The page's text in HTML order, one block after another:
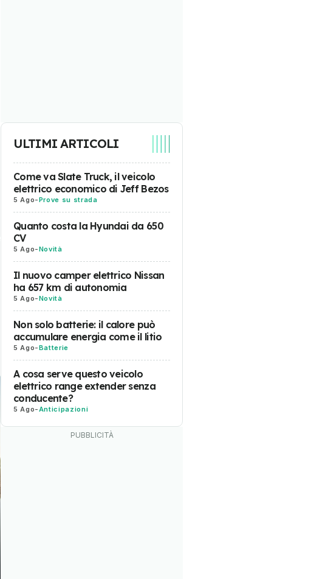
ULTIMI ARTICOLI
Come va Slate Truck, il veicolo
elettrico economico di Jeff Bezos
5 Ago-Prove su strada
Quanto costa la Hyundai da 650
CV
5 Ago-Novità
Il nuovo camper elettrico Nissan
ha 657 km di autonomia
5 Ago-Novità
Non solo batterie: il calore può
accumulare energia come il litio
5 Ago-Batterie
A cosa serve questo veicolo
elettrico range extender senza
conducente?
5 Ago-Anticipazioni